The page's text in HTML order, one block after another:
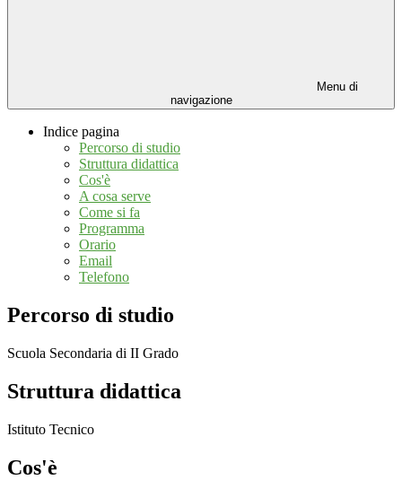
Menu di
navigazione
Indice pagina
Percorso di studio
Struttura didattica
Cos'è
A cosa serve
Come si fa
Programma
Orario
Email
Telefono
Percorso di studio
Scuola Secondaria di II Grado
Struttura didattica
Istituto Tecnico
Cos'è